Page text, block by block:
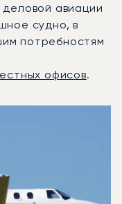
авиации
судно, в
потребностям
офисов.